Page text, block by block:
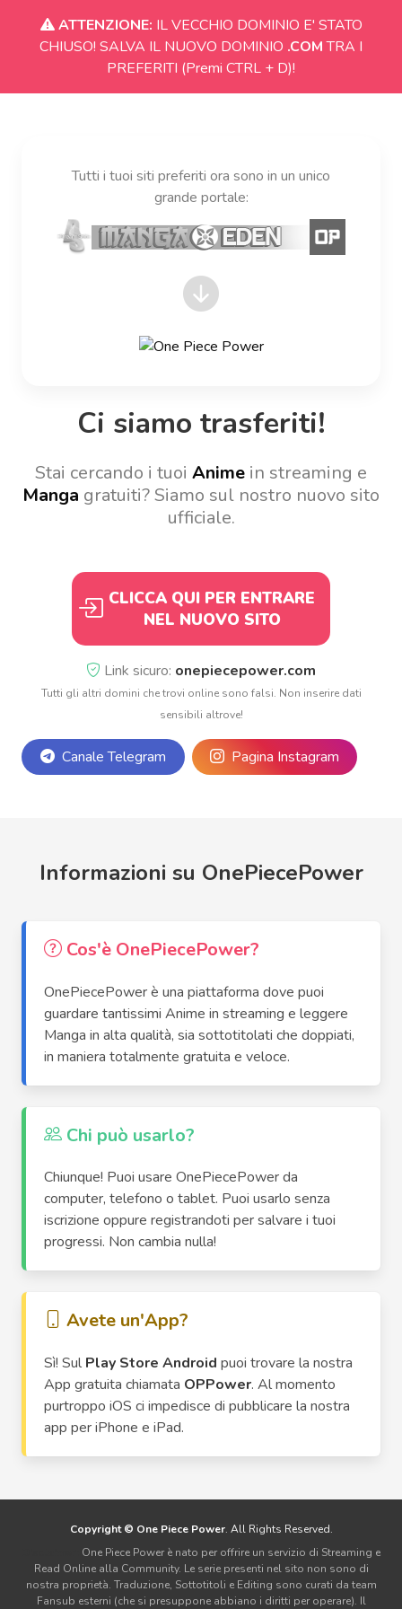
ATTENZIONE: IL VECCHIO DOMINIO E' STATO
CHIUSO! SALVA IL NUOVO DOMINIO .COMTRA I
PREFERITI (Premi CTRL + D)!
Tutti i tuoi siti preferiti ora sono in un unico
grande portale:
Ci siamo trasferiti!
Stai cercando i tuoi Anime in streaming e
Manga gratuiti? Siamo sul nostro nuovo sito
ufficiale.
CLICCA QUI PER ENTRARE
NEL NUOVO SITO
Link sicuro: onepiecepower.com
Tutti gli altri domini che trovi online sono falsi. Non inserire dati
sensibili altrove!
Canale Telegram Pagina Instagram
Informazioni su OnePiecePower
Cos'è OnePiecePower?
OnePiecePower è una piattaforma dove puoi
guardare tantissimi Anime in streaming e leggere
Manga in alta qualità, sia sottotitolati che doppiati,
in maniera totalmente gratuita e veloce.
Chi può usarlo?
Chiunque! Puoi usare OnePiecePower da
computer, telefono o tablet. Puoi usarlo senza
iscrizione oppure registrandoti per salvare i tuoi
progressi. Non cambia nulla!
Avete un'App?
Sì! Sul Play Store Android puoi trovare la nostra
App gratuita chiamata OPPower. Al momento
purtroppo iOS ci impedisce di pubblicare la nostra
app per iPhone e iPad.
Copyright © One Piece Power. All Rights Reserved.
One Piece Power è nato per offrire un servizio di Streaming e
Read Online alla Community. Le serie presenti nel sito non sono di
nostra proprietà. Traduzione, Sottotitoli e Editing sono curati da team
Fansub esterni (che si presuppone abbiano i diritti per operare). Il